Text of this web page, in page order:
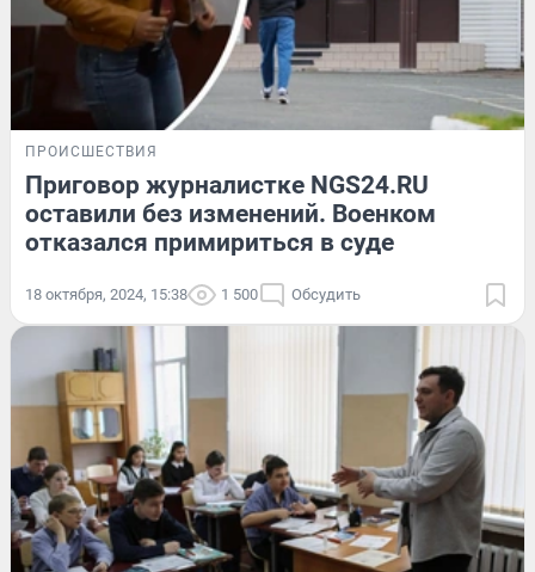
ПРОИСШЕСТВИЯ
Приговор журналистке NGS24.RU
оставили без изменений. Военком
отказался примириться в суде
18 октября, 2024, 15:38 1 500 Обсудить